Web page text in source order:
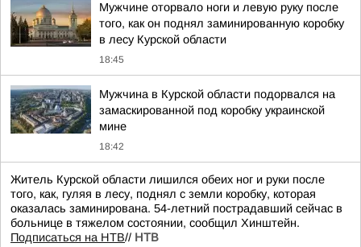
Мужчине оторвало ноги и левую руку после
того, как он поднял заминированную коробку
в лесу Курской области
18:45
Мужчина в Курской области подорвался на
замаскированной под коробку украинской
мине
18:42
Житель Курской области лишился обеих ног и руки после
того, как, гуляя в лесу, поднял с земли коробку, которая
оказалась заминирована. 54-летний пострадавший сейчас в
больнице в тяжелом состоянии, сообщил Хинштейн.
Подписаться на НТВ// НТВ